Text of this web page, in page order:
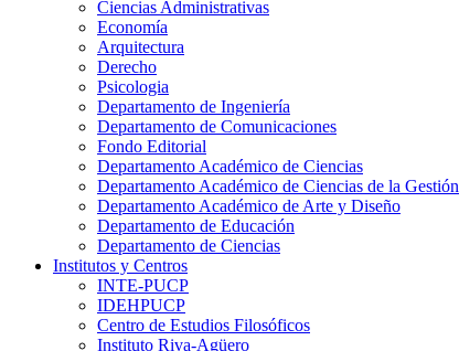
Ciencias Administrativas
Economía
Arquitectura
Derecho
Psicologia
Departamento de Ingeniería
Departamento de Comunicaciones
Fondo Editorial
Departamento Académico de Ciencias
Departamento Académico de Ciencias de la Gestión
Departamento Académico de Arte y Diseño
Departamento de Educación
Departamento de Ciencias
Institutos y Centros
INTE-PUCP
IDEHPUCP
Centro de Estudios Filosóficos
Instituto Riva-Agüero